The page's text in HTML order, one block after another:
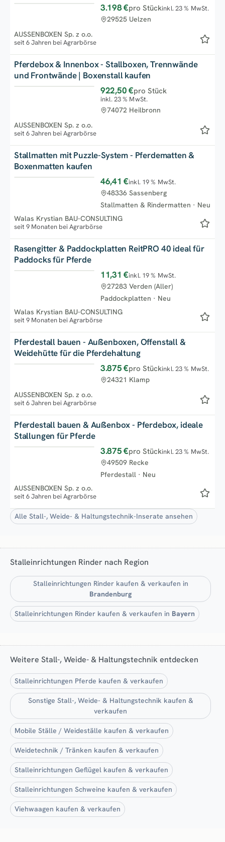
3.198 €pro Stückinkl. 23 % MwSt.
29525 Uelzen
AUSSENBOXEN Sp. z o.o.
seit 6 Jahren bei Agrarbörse
Pferdebox & Innenbox - Stallboxen, Trennwände
und Frontwände | Boxenstall kaufen
922,50 €pro Stück
inkl. 23 % MwSt.
74072 Heilbronn
AUSSENBOXEN Sp. z o.o.
seit 6 Jahren bei Agrarbörse
Stallmatten mit Puzzle-System - Pferdematten &
Boxenmatten kaufen
46,41 €inkl. 19 % MwSt.
Stallmatten & Rindermatten · Neu
48336 Sassenberg
Walas Krystian BAU-CONSULTING
seit 9 Monaten bei Agrarbörse
Rasengitter & Paddockplatten ReitPRO 40 ideal für
Paddocks für Pferde
11,31 €inkl. 19 % MwSt.
Paddockplatten · Neu
27283 Verden (Aller)
Walas Krystian BAU-CONSULTING
seit 9 Monaten bei Agrarbörse
Pferdestall bauen - Außenboxen, Offenstall &
Weidehütte für die Pferdehaltung
3.875 €pro Stückinkl. 23 % MwSt.
24321 Klamp
AUSSENBOXEN Sp. z o.o.
seit 6 Jahren bei Agrarbörse
Pferdestall bauen & Außenbox - Pferdebox, ideale
Stallungen für Pferde
3.875 €pro Stückinkl. 23 % MwSt.
Pferdestall · Neu
49509 Recke
AUSSENBOXEN Sp. z o.o.
seit 6 Jahren bei Agrarbörse
Alle Stall-, Weide- & Haltungstechnik-Inserate ansehen
Stalleinrichtungen Rinder nach Region
Stalleinrichtungen Rinder kaufen & verkaufen in
Brandenburg
Stalleinrichtungen Rinder kaufen & verkaufen in Bayern
Weitere Stall-, Weide- & Haltungstechnik entdecken
Stalleinrichtungen Pferde kaufen & verkaufen
Sonstige Stall-, Weide- & Haltungstechnik kaufen &
verkaufen
Mobile Ställe / Weideställe kaufen & verkaufen
Weidetechnik / Tränken kaufen & verkaufen
Stalleinrichtungen Geflügel kaufen & verkaufen
Stalleinrichtungen Schweine kaufen & verkaufen
Viehwaagen kaufen & verkaufen